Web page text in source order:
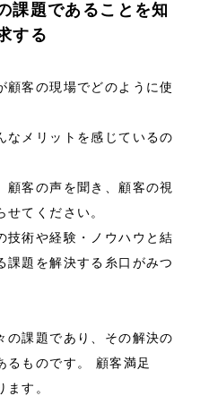
課題であることを知
する
顧客の現場でどのように使
なメリットを感じているの
顧客の声を聞き、顧客の視
せてください。
技術や経験・ノウハウと結
課題を解決する糸口がみつ
の課題であり、その解決の
るものです。 顧客満足
す。